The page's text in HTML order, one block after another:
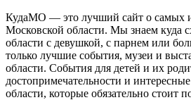
КудаМО — это лучший сайт о самых
Московской области. Мы знаем куда
области с девушкой, с парнем или
только лучшие события, музеи и
области. События для детей и их
достопримечательности и
области, которые обязательно стоит